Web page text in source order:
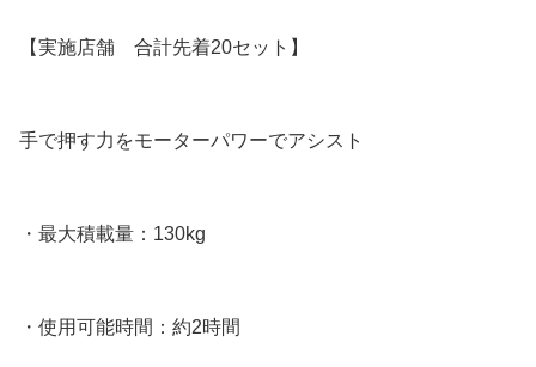
【実施店舗 合計先着20セット】
手で押す力をモーターパワーでアシスト
・最大積載量：130kg
・使用可能時間：約2時間